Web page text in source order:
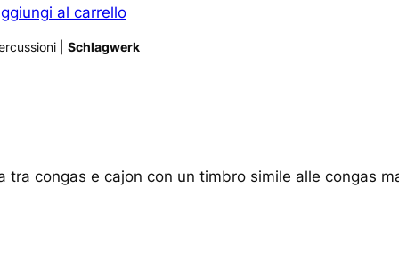
al carrello
| Schlagwerk
congas e cajon con un timbro simile alle congas